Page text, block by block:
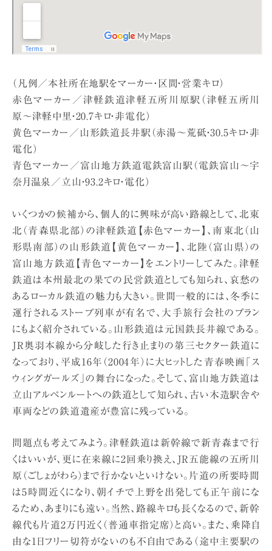
（凡例／本社所在地駅をマーカー・区間・営業キロ）
赤色マーカー／津軽鉄道津軽五所川原駅（津軽五所川
原〜津軽中里・20.7キロ・非電化）
黄色マーカー／山形鉄道長井駅（赤湯〜荒砥・30.5キロ・非
電化）
青色マーカー／富山地方鉄道電鉄富山駅（電鉄富山〜宇
奈月温泉／立山・93.2キロ・電化）
いくつかの候補から、個人的に興味が高い路線として、北東
北（青森県北部）の津軽鉄道【赤色マーカー】、南東北（山
形県南部）の山形鉄道【黄色マーカー】、北陸（富山県）の
富山地方鉄道【青色マーカー】をエントリーしてみた。津軽
鉄道は本州最北の果ての民営鉄道としても知られ、哀愁の
あるローカル鉄道の魅力も大きい。世間一般的には、冬季に
運行されるストーブ列車が有名で、大手旅行会社のプラン
にもよく紹介されている。山形鉄道は元国鉄長井線である。
JR奥羽本線から分岐した行き止まりの第三セクター鉄道に
なっており、平成16年（2004年）に大ヒットした青春映画「ス
ウィングガールズ」の舞台になった。そして、富山地方鉄道は
立山アルペンルートへの鉄道として知られ、古い木造駅舎や
車両などの鉄道遺産が豊富に残っている。
問題点も考えてみよう。津軽鉄道は新幹線で新青森まで行
くはいいが、更に在来線に2回乗り換え、JR五能線の五所川
原（ごしょがわら）まで行かないといけない。片道の所要時間
は5時間近くになり、朝イチで上野を出発しても正午前にな
るため、あまりにも遠い。当然、路線キロも長くなるので、新幹
線代も片道2万円近く（普通車指定席）と高い。また、乗降自
由な1日フリー切符がないのも不自由である（途中主要駅の